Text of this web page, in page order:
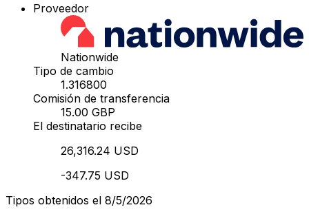
Proveedor
Nationwide
Tipo de cambio
1.316800
Comisión de transferencia
15.00 GBP
El destinatario recibe
26,316.24 USD
-347.75 USD
Tipos obtenidos el 8/5/2026